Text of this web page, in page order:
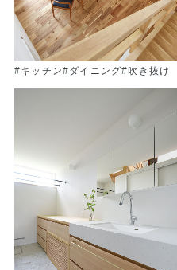
#キッチン#ダイニング#吹き抜け